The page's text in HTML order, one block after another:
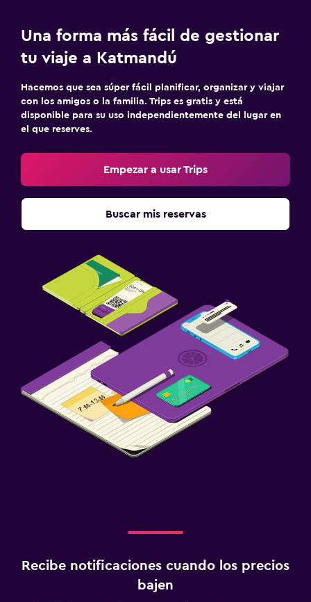
Una forma más fácil de gestionar
tu viaje a Katmandú
Hacemos que sea súper fácil planificar, organizar y viajar
con los amigos o la familia. Trips es gratis y está
disponible para su uso independientemente del lugar en
el que reserves.
Empezar a usar Trips
Buscar mis reservas
Recibe notificaciones cuando los precios
bajen